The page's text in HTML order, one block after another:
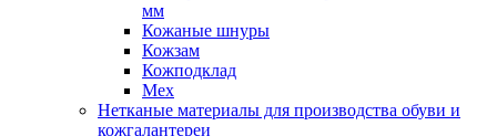
мм
Кожаные шнуры
Кожзам
Кожподклад
Мех
Нетканые материалы для производства обуви и
кожгалантереи